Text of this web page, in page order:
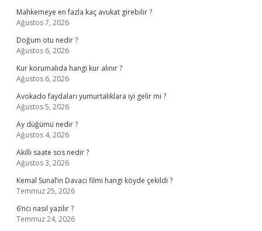
Mahkemeye en fazla kaç avukat girebilir ?
Ağustos 7, 2026
Doğum otu nedir ?
Ağustos 6, 2026
Kur korumalıda hangi kur alınır ?
Ağustos 6, 2026
Avokado faydaları yumurtalıklara iyi gelir mi ?
Ağustos 5, 2026
Ay düğümü nedir ?
Ağustos 4, 2026
Akıllı saate sos nedir ?
Ağustos 3, 2026
Kemal Sunal’ın Davacı filmi hangi köyde çekildi ?
Temmuz 25, 2026
6’ncı nasıl yazılır ?
Temmuz 24, 2026